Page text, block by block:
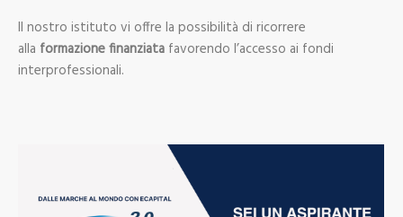
Il nostro istituto vi offre la possibilità di ricorrere
alla formazione finanziatafavorendo l’accesso ai fondi
interprofessionali.